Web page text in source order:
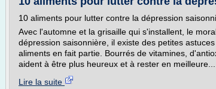
10 aliments pour lutter contre la dépression
Avec l'automne et la grisaille qui s'installent, le
dépression saisonnière, il existe des petites
aliments en fait partie. Bourrés de vitamines,
aident à être plus heureux et à rester en meilleure...
Lire la suite